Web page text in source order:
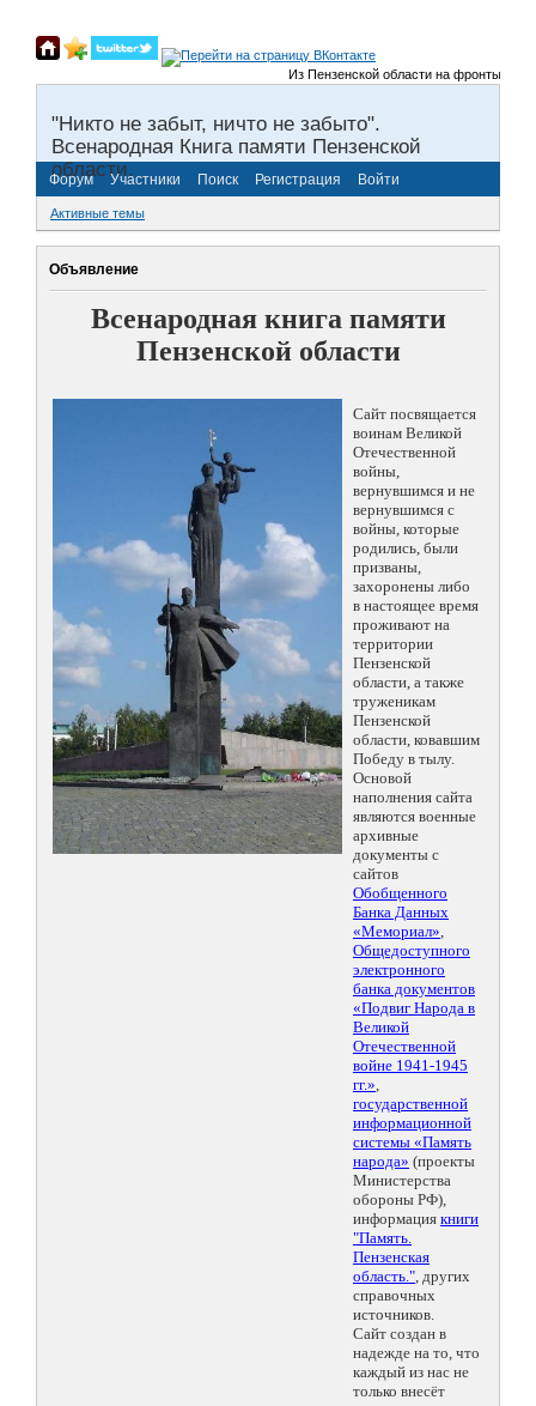
Из Пензенской области на фронты
"Никто не забыт, ничто не забыто".
Всенародная Книга памяти Пензенской
области.
Форум Участники Поиск Регистрация Войти
Активные темы
Объявление
Всенародная книга памяти
Пензенской области
Сайт посвящается
воинам Великой
Отечественной
войны,
вернувшимся и не
вернувшимся с
войны, которые
родились, были
призваны,
захоронены либо
в настоящее время
проживают на
территории
Пензенской
области, а также
труженикам
Пензенской
области, ковавшим
Победу в тылу.
Основой
наполнения сайта
являются военные
архивные
документы с
сайтов
Обобщенного
Банка Данных
«Мемориал»,
Общедоступного
электронного
банка документов
«Подвиг Народа в
Великой
Отечественной
войне 1941-1945
гг.»,
государственной
информационной
системы «Память
народа» (проекты
Министерства
обороны РФ),
информация книги
"Память.
Пензенская
область.", других
справочных
источников.
Сайт создан в
надежде на то, что
каждый из нас не
только внесёт